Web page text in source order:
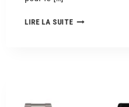
LIRE LA SUITE